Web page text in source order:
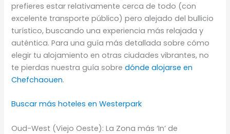
prefieres estar relativamente cerca de todo (con
excelente transporte público) pero alejado del bullicio
turístico, buscando una experiencia más relajada y
auténtica. Para una guía más detallada sobre cómo
elegir tu alojamiento en otras ciudades vibrantes, no
te pierdas nuestra guía sobredónde alojarse en
Chefchaouen.
Buscar más hoteles en Westerpark
Oud-West (Viejo Oeste): La Zona más ‘In’ de